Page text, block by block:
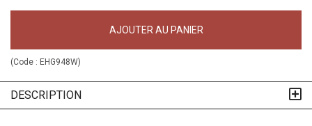
AJOUTER AU PANIER
(Code : EHG948W)
DESCRIPTION